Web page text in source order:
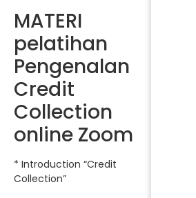
MATERI
pelatihan
Pengenalan
Credit
Collection
online Zoom
* Introduction “Credit
Collection”